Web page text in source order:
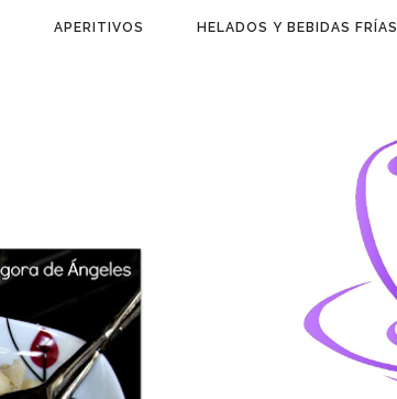
APERITIVOS HELADOS Y BEBIDAS FRÍAS